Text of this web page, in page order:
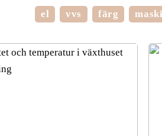
el vvs färg